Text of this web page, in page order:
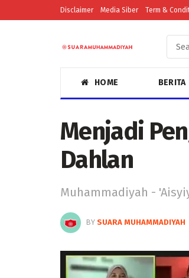
Disclaimer Media Siber Term &
HOME BERITA
Menjadi
Dahlan
Muhammadiyah -
BY SUARA MUHAMMADIYAH